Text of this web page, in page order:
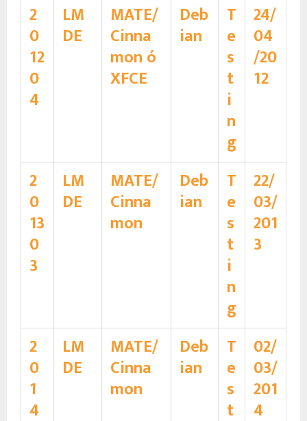
2
0
12
0
4
LM
DE
MATE/
Cinna
mon ó
XFCE
Deb
ian
T
e
s
t
i
n
g
24/
04
/20
12
2
0
13
0
3
LM
DE
MATE/
Cinna
mon
Deb
ian
T
e
s
t
i
n
g
22/
03/
201
3
2
0
1
4
LM
DE
MATE/
Cinna
mon
Deb
ian
T
e
s
t
02/
03/
201
4